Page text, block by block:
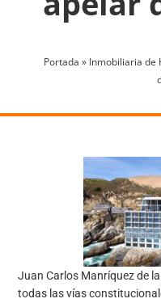
Portada » Inmobiliaria de
Juan Carlos Manríquez de
todas las vías